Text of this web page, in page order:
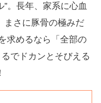
。長年、家系に心血
まさに豚骨の極みだ
求めるなら「全部の
でドカンとそびえる